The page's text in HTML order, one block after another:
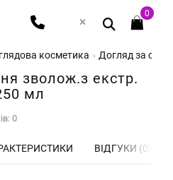
0
косметика Догляд за
зволож.з екстр.
мл
0
ВІДГУКИ (0)